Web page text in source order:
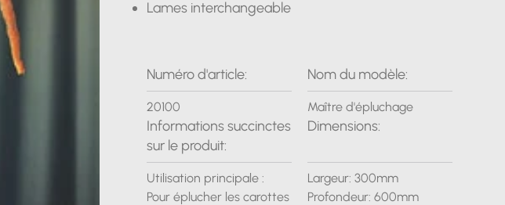
Lames interchangeable
Numéro d'article:
20100
Nom du modèle:
Maître d'épluchage
Informations succinctes
sur le produit:
Utilisation principale :
Pour éplucher les carottes
Dimensions:
Largeur: 300mm
Profondeur: 600mm